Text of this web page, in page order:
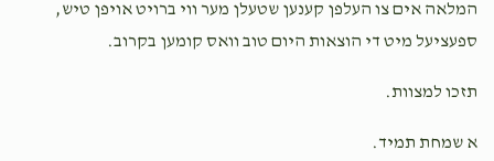
Yekusiel WeissPinny Dermer
המלאה אים צו העלפן קענען שטעלן מער ווי ברויט אויפן טיש,
ספעציעל מיט די הוצאות היום טוב וואס קומען בקרוב.
תזכו למצוות.
א שמחת תמיד.